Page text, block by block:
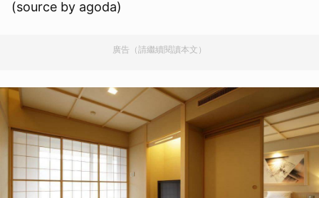
(source by agoda)
廣告（請繼續閱讀本文）